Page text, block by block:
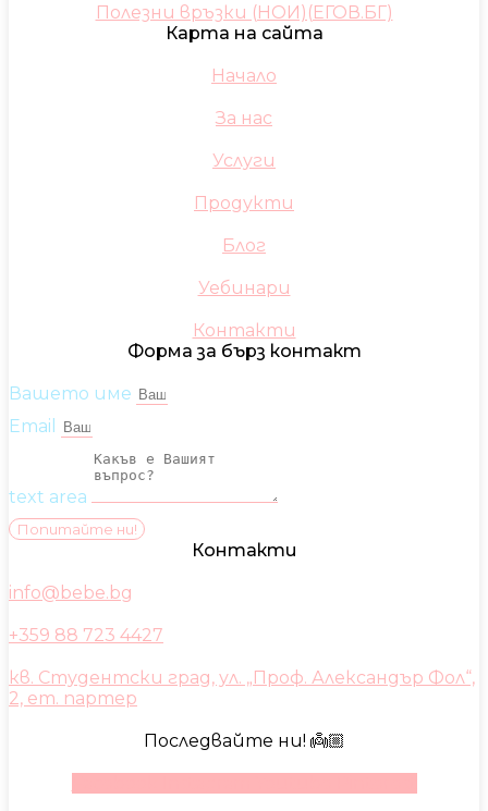
Полезни връзки (НОИ)(ЕГОВ.БГ)
Карта на сайта
Начало
За нас
Услуги
Продукти
Блог
Уебинари
Контакти
Форма за бърз контакт
Вашето име
Email
text area
Попитайте ни!
Контакти
info@bebe.bg
+359 88 723 4427
кв. Студентски град, ул. „Проф. Александър Фол“,
2, ет. партер
Последвайте ни! 👼🏼